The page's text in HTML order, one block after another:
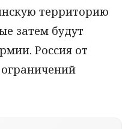
территорию
затем будут
Россия от